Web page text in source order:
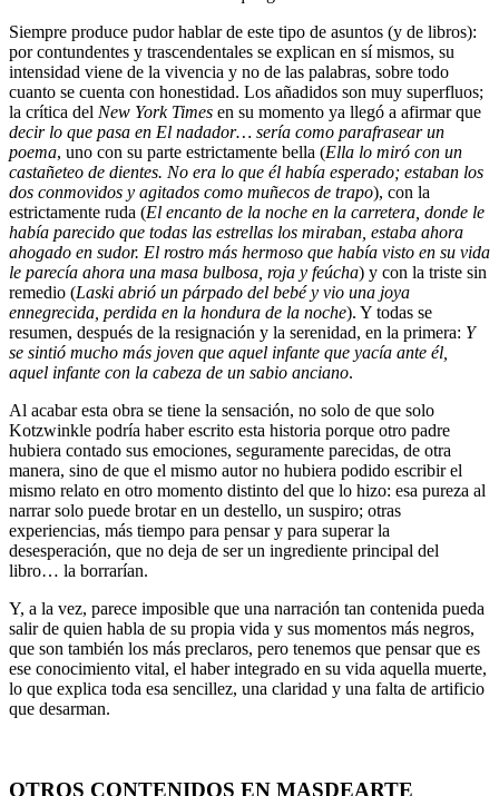
Siempre produce pudor hablar de este tipo de asuntos (y de libros):
por contundentes y trascendentales se explican en sí mismos, su
intensidad viene de la vivencia y no de las palabras, sobre todo
cuanto se cuenta con honestidad. Los añadidos son muy superfluos;
la crítica del New York Times en su momento ya llegó a afirmar que
decir lo que pasa en El nadador… sería como parafrasear un
poema, uno con su parte estrictamente bella (Ella lo miró con un
castañeteo de dientes. No era lo que él había esperado; estaban los
dos conmovidos y agitados como muñecos de trapo), con la
estrictamente ruda (El encanto de la noche en la carretera, donde le
había parecido que todas las estrellas los miraban, estaba ahora
ahogado en sudor. El rostro más hermoso que había visto en su vida
le parecía ahora una masa bulbosa, roja y feúcha) y con la triste sin
remedio (Laski abrió un párpado del bebé y vio una joya
ennegrecida, perdida en la hondura de la noche). Y todas se
resumen, después de la resignación y la serenidad, en la primera: Y
se sintió mucho más joven que aquel infante que yacía ante él,
aquel infante con la cabeza de un sabio anciano.
Al acabar esta obra se tiene la sensación, no solo de que solo
Kotzwinkle podría haber escrito esta historia porque otro padre
hubiera contado sus emociones, seguramente parecidas, de otra
manera, sino de que el mismo autor no hubiera podido escribir el
mismo relato en otro momento distinto del que lo hizo: esa pureza al
narrar solo puede brotar en un destello, un suspiro; otras
experiencias, más tiempo para pensar y para superar la
desesperación, que no deja de ser un ingrediente principal del
libro… la borrarían.
Y, a la vez, parece imposible que una narración tan contenida pueda
salir de quien habla de su propia vida y sus momentos más negros,
que son también los más preclaros, pero tenemos que pensar que es
ese conocimiento vital, el haber integrado en su vida aquella muerte,
lo que explica toda esa sencillez, una claridad y una falta de artificio
que desarman.
OTROS CONTENIDOS EN MASDEARTE